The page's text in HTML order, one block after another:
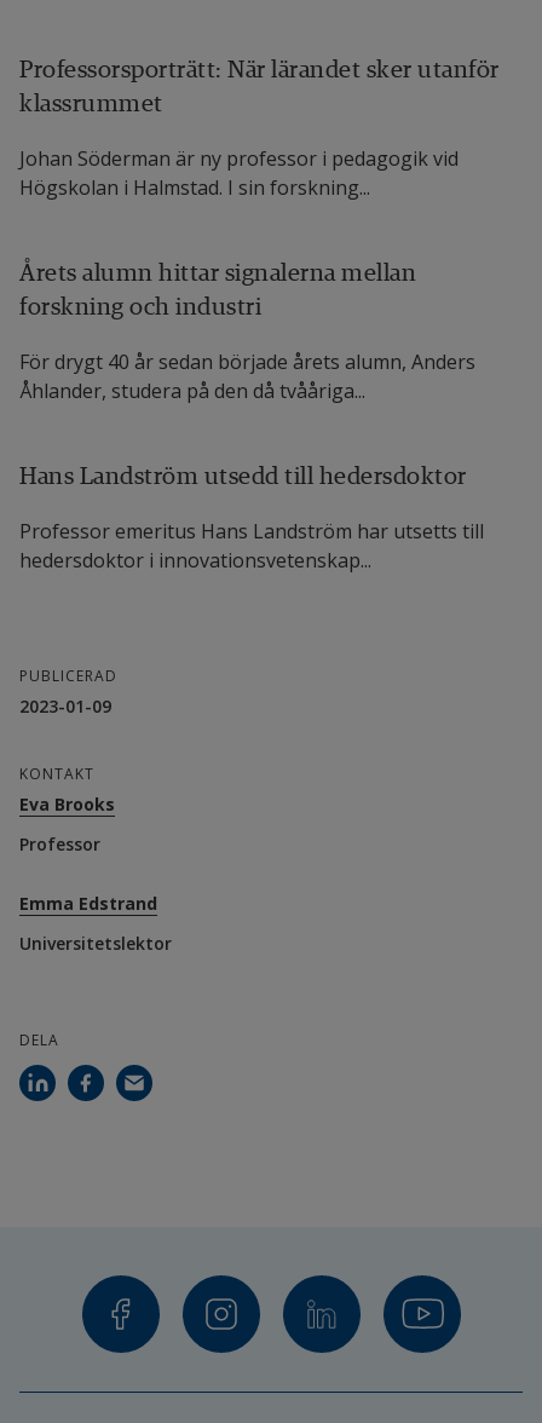
Professorsporträtt: När lärandet sker utanför
klassrummet
Johan Söderman är ny professor i pedagogik vid
Högskolan i Halmstad. I sin forskning...
Årets alumn hittar signalerna mellan
forskning och industri
För drygt 40 år sedan började årets alumn, Anders
Åhlander, studera på den då tvååriga...
Hans Landström utsedd till hedersdoktor
Professor emeritus Hans Landström har utsetts till
hedersdoktor i innovationsvetenskap...
PUBLICERAD
2023-01-09
KONTAKT
Eva Brooks
Professor
Emma Edstrand
Universitetslektor
DELA